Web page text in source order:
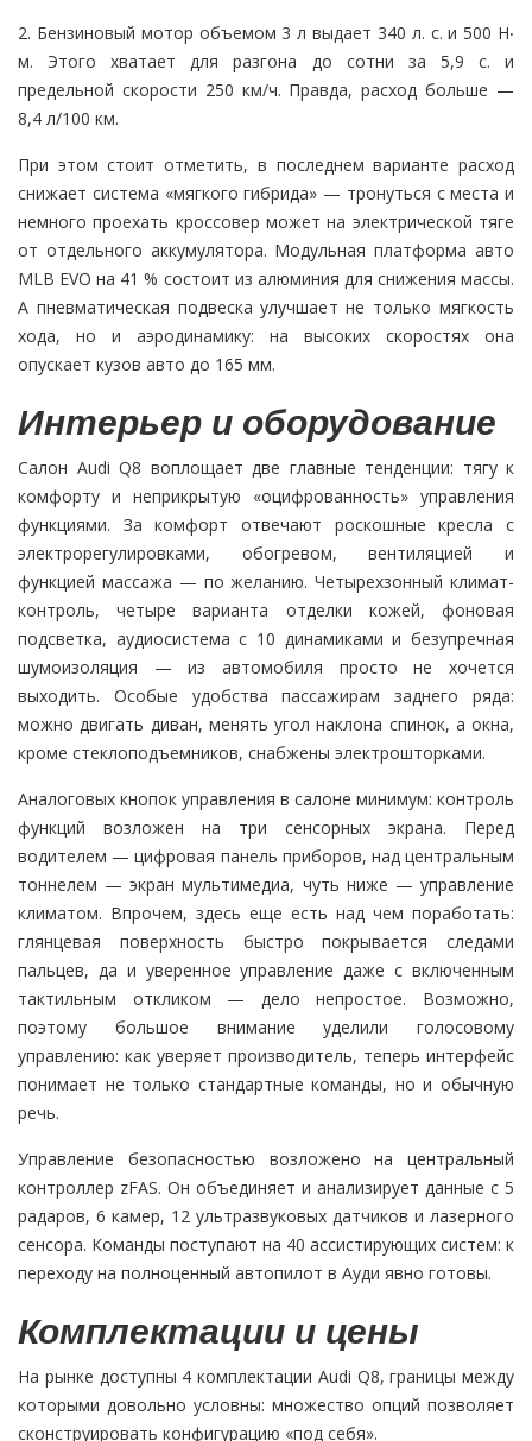
2. Бензиновый мотор объемом 3 л выдает 340 л. с. и 500 Н‧
м. Этого хватает для разгона до сотни за 5,9 с. и
предельной скорости 250 км/ч. Правда, расход больше —
8,4 л/100 км.
При этом стоит отметить, в последнем варианте расход
снижает система «мягкого гибрида» — тронуться с места и
немного проехать кроссовер может на электрической тяге
от отдельного аккумулятора. Модульная платформа авто
MLB EVO на 41 % состоит из алюминия для снижения массы.
А пневматическая подвеска улучшает не только мягкость
хода, но и аэродинамику: на высоких скоростях она
опускает кузов авто до 165 мм.
Интерьер и оборудование
Салон Audi Q8 воплощает две главные тенденции: тягу к
комфорту и неприкрытую «оцифрованность» управления
функциями. За комфорт отвечают роскошные кресла с
электрорегулировками, обогревом, вентиляцией и
функцией массажа — по желанию. Четырехзонный климат-
контроль, четыре варианта отделки кожей, фоновая
подсветка, аудиосистема с 10 динамиками и безупречная
шумоизоляция — из автомобиля просто не хочется
выходить. Особые удобства пассажирам заднего ряда:
можно двигать диван, менять угол наклона спинок, а окна,
кроме стеклоподъемников, снабжены электрошторками.
Аналоговых кнопок управления в салоне минимум: контроль
функций возложен на три сенсорных экрана. Перед
водителем — цифровая панель приборов, над центральным
тоннелем — экран мультимедиа, чуть ниже — управление
климатом. Впрочем, здесь еще есть над чем поработать:
глянцевая поверхность быстро покрывается следами
пальцев, да и уверенное управление даже с включенным
тактильным откликом — дело непростое. Возможно,
поэтому большое внимание уделили голосовому
управлению: как уверяет производитель, теперь интерфейс
понимает не только стандартные команды, но и обычную
речь.
Управление безопасностью возложено на центральный
контроллер zFAS. Он объединяет и анализирует данные с 5
радаров, 6 камер, 12 ультразвуковых датчиков и лазерного
сенсора. Команды поступают на 40 ассистирующих систем: к
переходу на полноценный автопилот в Ауди явно готовы.
Комплектации и цены
На рынке доступны 4 комплектации Audi Q8, границы между
которыми довольно условны: множество опций позволяет
сконструировать конфигурацию «под себя».